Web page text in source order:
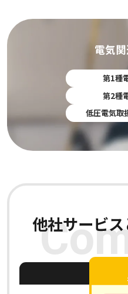
電気
第1種
第2種
低圧電気取
他社サービ